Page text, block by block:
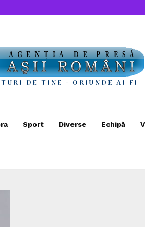
Sport Diverse Echipă